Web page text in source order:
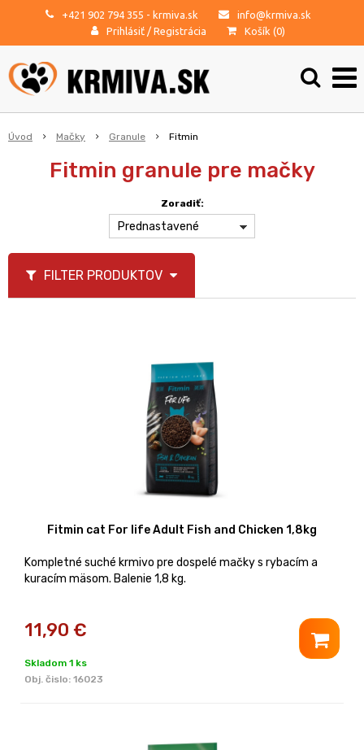
+421 902 794 355 - krmiva.sk
info@krmiva.sk
Prihlásiť / Registrácia Košík (0)
Úvod Mačky Granule Fitmin
Fitmin granule pre mačky
Zoradiť:
Prednastavené
FILTER PRODUKTOV
Fitmin cat For life Adult Fish and Chicken 1,8kg
Kompletné suché krmivo pre dospelé mačky s rybacím a
kuracím mäsom. Balenie 1,8 kg.
11,90 €
Skladom 1 ks
Obj. čislo: 16023